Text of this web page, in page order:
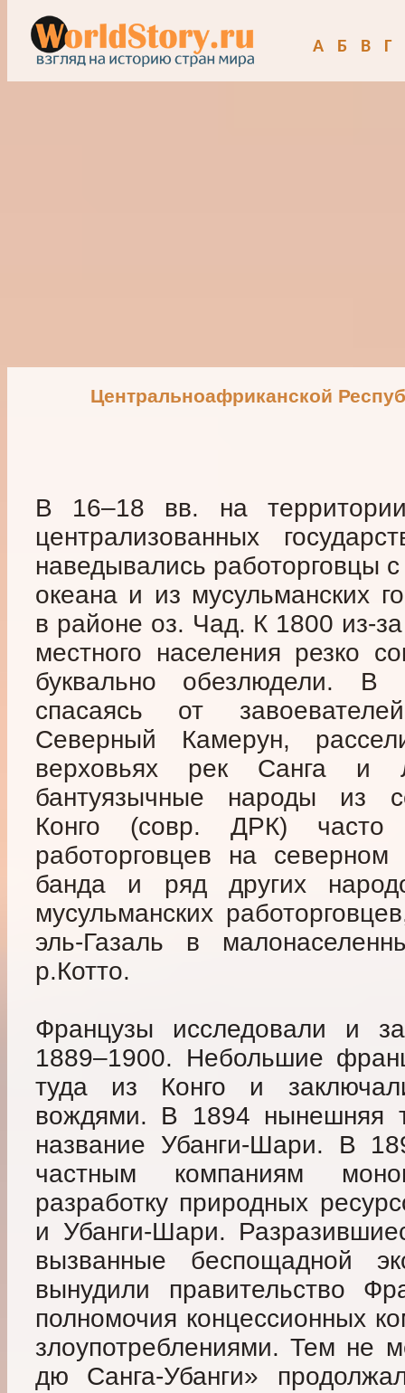
А Б В Г
Центральноафриканской
В 16–18 вв. на
централизованных
наведывались работорговцы
океана и из мусульманских
в районе оз. Чад. К 1800 из-
местного населения резко
буквально обезлюдели. В
спасаясь от
Северный Камерун,
верховьях рек Санга и
бантуязычные народы из
Конго (совр. ДРК) часто
работорговцев на
банда и ряд других
мусульманских
эль-Газаль в
р.Котто.
Французы исследовали и
1889–1900. Небольшие
туда из Конго и
вождями. В 1894 нынешняя
название Убанги-Шари. В
частным компаниям
разработку природных
и Убанги-Шари.
вызванные беспощадной
вынудили правительство
полномочия концессионных
злоупотреблениями. Тем не
дю Санга-Убанги»